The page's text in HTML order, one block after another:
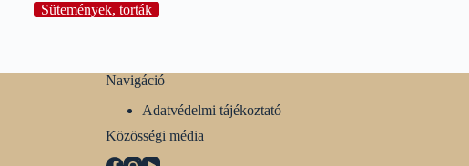
Sütemények, torták
Navigáció
Adatvédelmi tájékoztató
Közösségi média